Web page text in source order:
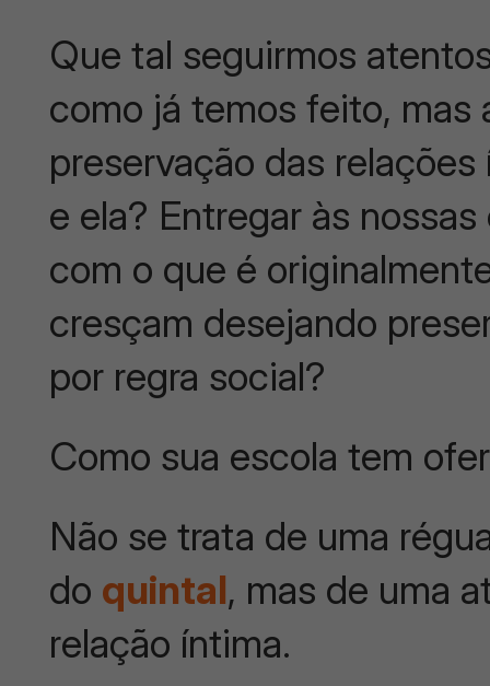
Que tal seguirmos
como já temos feito,
preservação das
e ela? Entregar às
com o que é
cresçam desejando
por regra social?
Como sua escola tem
Não se trata de uma
do quintal, mas de uma
relação íntima.